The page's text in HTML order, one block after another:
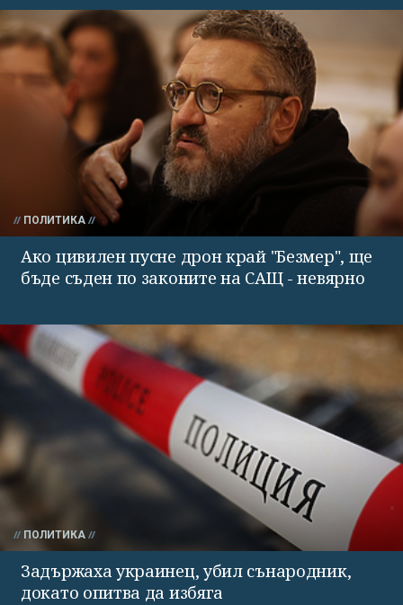
ПОЛИТИКА
Ако цивилен пусне дрон край "Безмер", ще
бъде съден по законите на САЩ - невярно
ПОЛИТИКА
Задържаха украинец, убил сънародник,
докато опитва да избяга